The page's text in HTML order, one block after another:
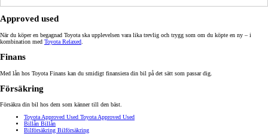
Approved used
När du köper en begagnad Toyota ska upplevelsen vara lika trevlig och trygg som om du köpte en ny – i
kombination med Toyota Relaxed
Finans
Med lån hos Toyota Finans kan du smidigt finansiera din bil på det sätt som passar dig.
Försäkring
Försäkra din bil hos dem som känner till den bäst.
Toyota Approved Used Toyota Approved Used
Billån Billån
Bilförsäkring Bilförsäkring